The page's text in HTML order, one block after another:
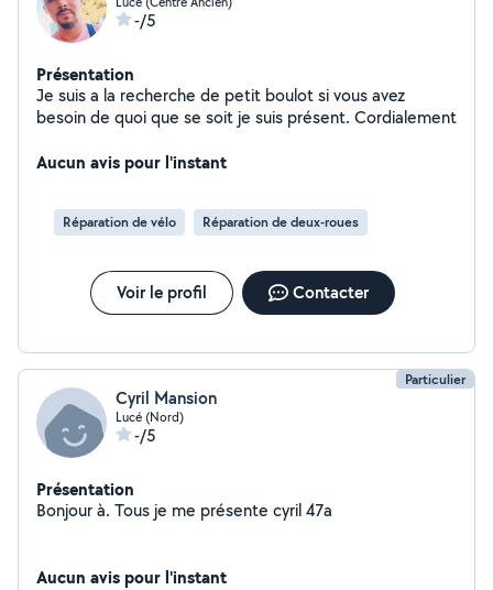
-/5
Présentation
Je suis a la recherche de petit boulot si vous avez
besoin de quoi que se soit je suis présent. Cordialement
Aucun avis pour l'instant
Réparation de vélo Réparation de deux-roues
Voir le profil Contacter
Particulier
Cyril Mansion
Lucé (Nord)
-/5
Présentation
Bonjour à. Tous je me présente cyril 47a
Aucun avis pour l'instant